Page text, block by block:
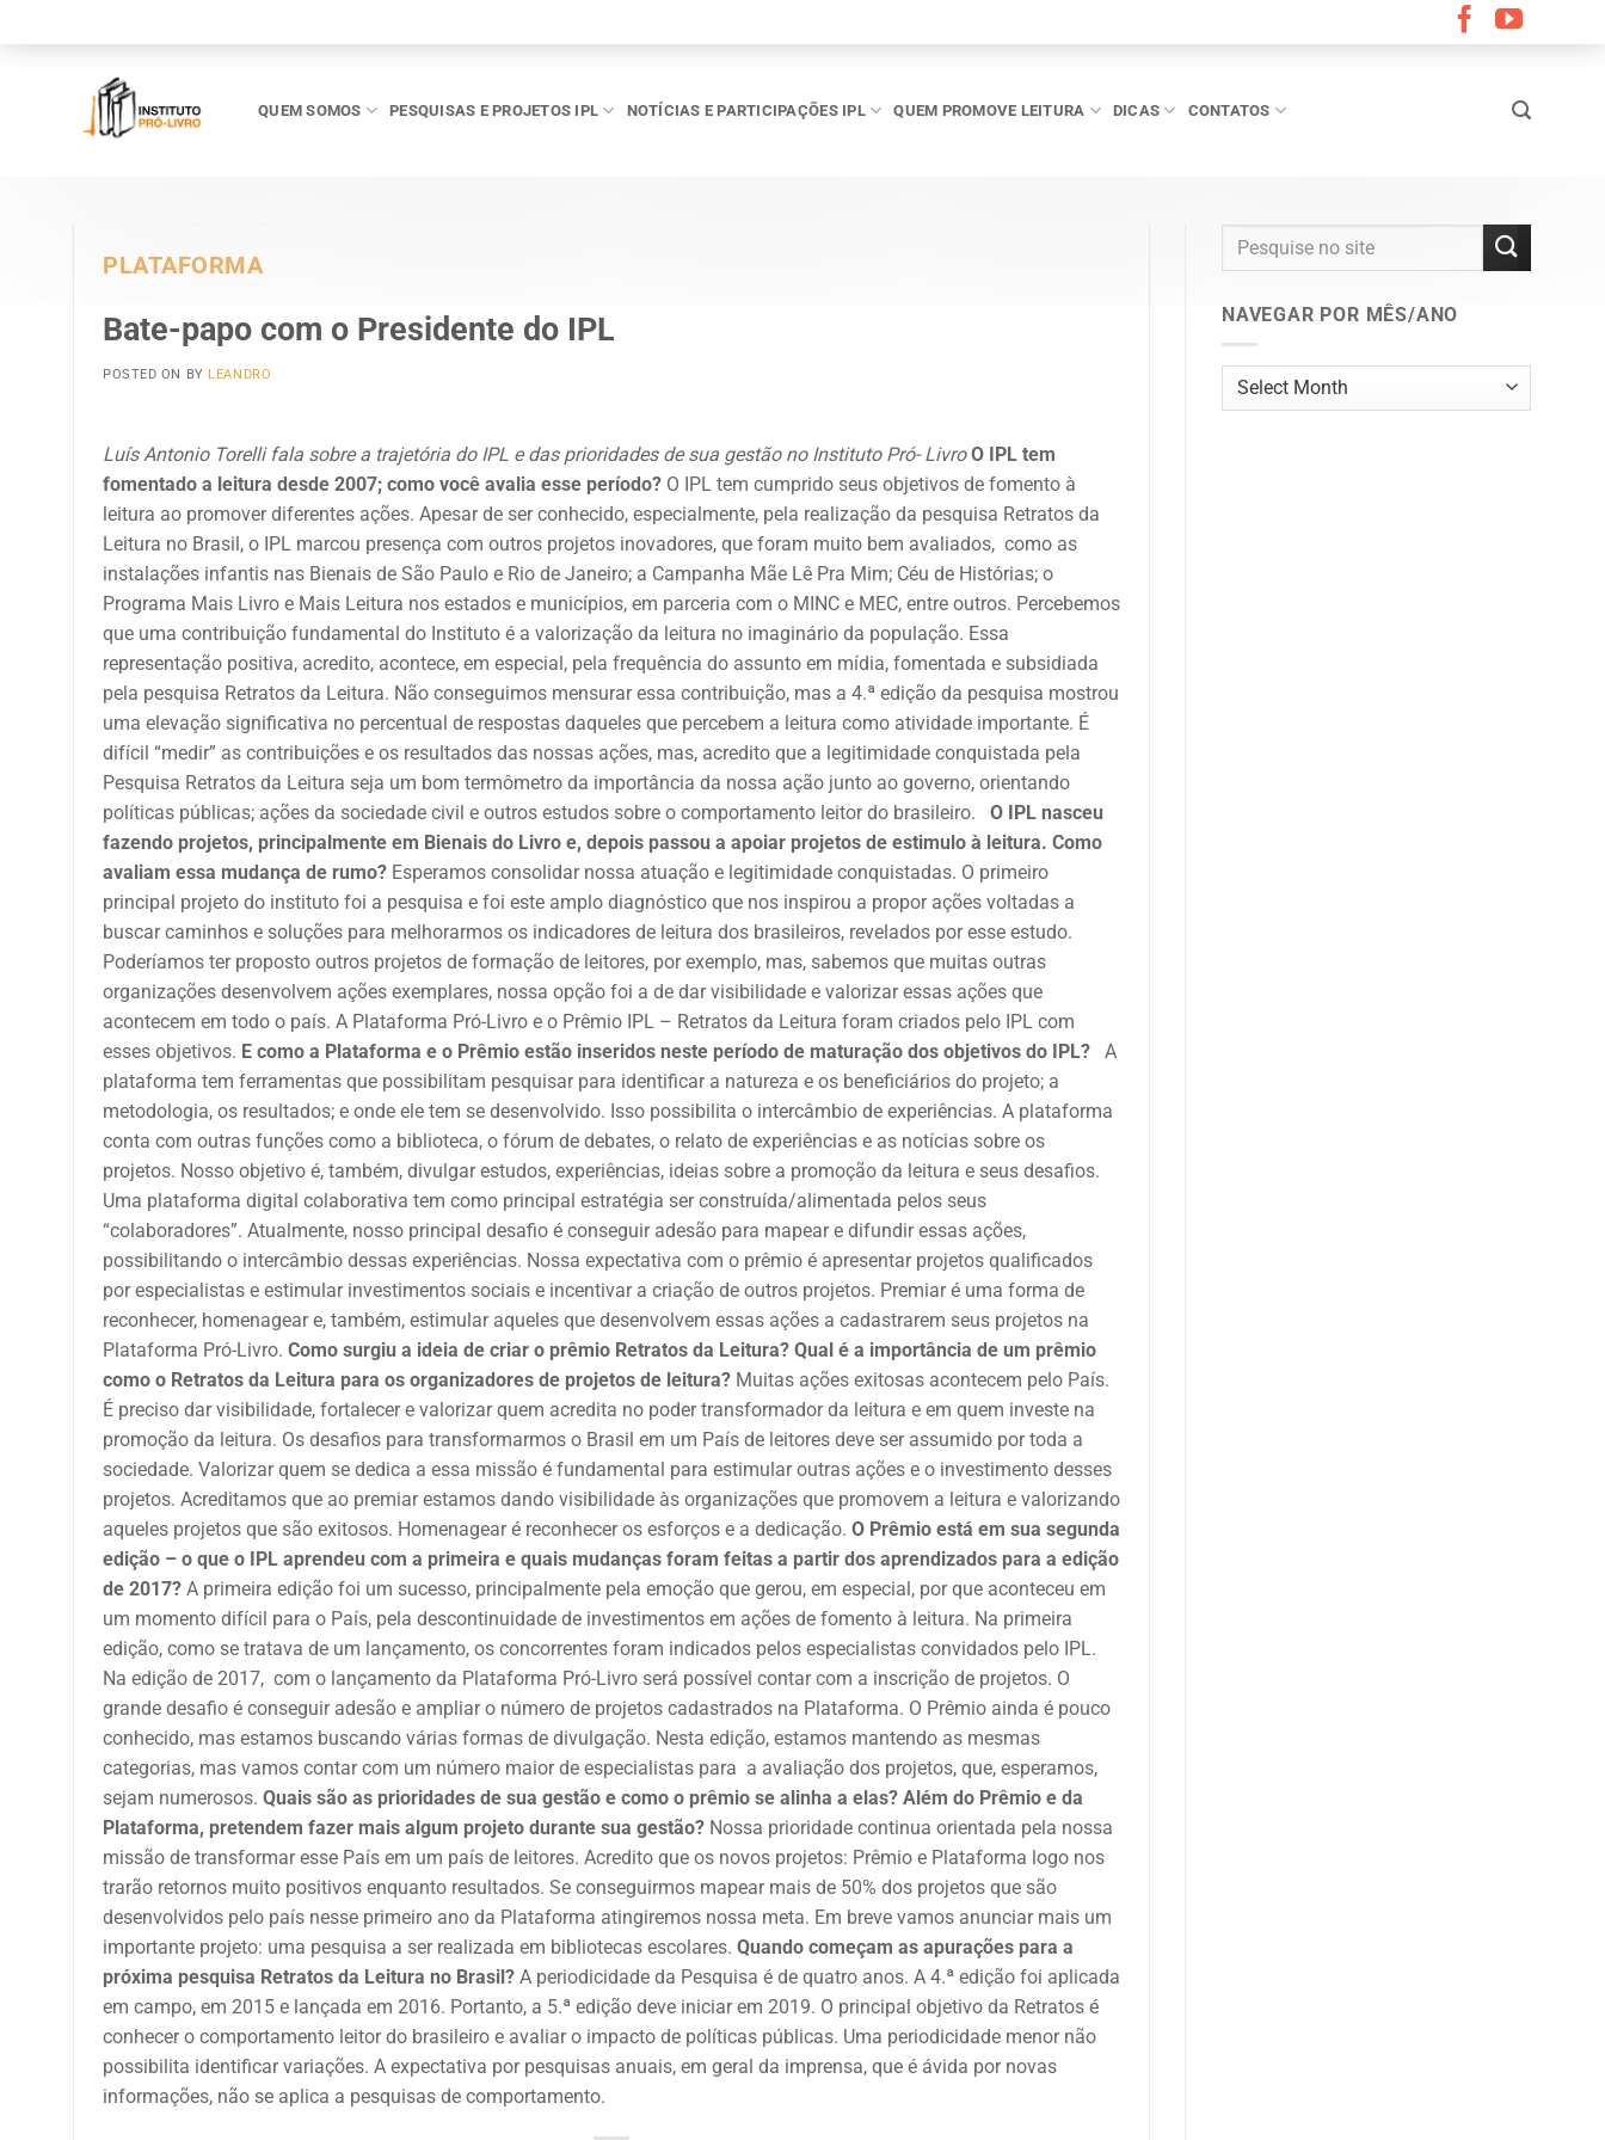
QUEM SOMOS PESQUISAS E PROJETOS IPL NOTÍCIAS E PARTICIPAÇÕES IPL QUEM PROMOVE LEITURA DICAS CONTATOS
PLATAFORMA
Bate-papo com o Presidente do IPL
POSTED ON BY LEANDRO
Luís Antonio Torelli fala sobre a trajetória do IPL e das prioridades de sua gestão no Instituto Pró- Livro O IPL tem
fomentado a leitura desde 2007; como você avalia esse período? O IPL tem cumprido seus objetivos de fomento à
leitura ao promover diferentes ações. Apesar de ser conhecido, especialmente, pela realização da pesquisa Retratos da
Leitura no Brasil, o IPL marcou presença com outros projetos inovadores, que foram muito bem avaliados, como as
instalações infantis nas Bienais de São Paulo e Rio de Janeiro; a Campanha Mãe Lê Pra Mim; Céu de Histórias; o
Programa Mais Livro e Mais Leitura nos estados e municípios, em parceria com o MINC e MEC, entre outros. Percebemos
que uma contribuição fundamental do Instituto é a valorização da leitura no imaginário da população. Essa
representação positiva, acredito, acontece, em especial, pela frequência do assunto em mídia, fomentada e subsidiada
pela pesquisa Retratos da Leitura. Não conseguimos mensurar essa contribuição, mas a 4.ª edição da pesquisa mostrou
uma elevação significativa no percentual de respostas daqueles que percebem a leitura como atividade importante. É
difícil “medir” as contribuições e os resultados das nossas ações, mas, acredito que a legitimidade conquistada pela
Pesquisa Retratos da Leitura seja um bom termômetro da importância da nossa ação junto ao governo, orientando
políticas públicas; ações da sociedade civil e outros estudos sobre o comportamento leitor do brasileiro. O IPL nasceu
fazendo projetos, principalmente em Bienais do Livro e, depois passou a apoiar projetos de estimulo à leitura. Como
avaliam essa mudança de rumo? Esperamos consolidar nossa atuação e legitimidade conquistadas. O primeiro
principal projeto do instituto foi a pesquisa e foi este amplo diagnóstico que nos inspirou a propor ações voltadas a
buscar caminhos e soluções para melhorarmos os indicadores de leitura dos brasileiros, revelados por esse estudo.
Poderíamos ter proposto outros projetos de formação de leitores, por exemplo, mas, sabemos que muitas outras
organizações desenvolvem ações exemplares, nossa opção foi a de dar visibilidade e valorizar essas ações que
acontecem em todo o país. A Plataforma Pró-Livro e o Prêmio IPL – Retratos da Leitura foram criados pelo IPL com
esses objetivos. E como a Plataforma e o Prêmio estão inseridos neste período de maturação dos objetivos do IPL?
A
plataforma tem ferramentas que possibilitam pesquisar para identificar a natureza e os beneficiários do projeto; a
metodologia, os resultados; e onde ele tem se desenvolvido. Isso possibilita o intercâmbio de experiências. A plataforma
conta com outras funções como a biblioteca, o fórum de debates, o relato de experiências e as notícias sobre os
projetos. Nosso objetivo é, também, divulgar estudos, experiências, ideias sobre a promoção da leitura e seus desafios.
Uma plataforma digital colaborativa tem como principal estratégia ser construída/alimentada pelos seus
“colaboradores”. Atualmente, nosso principal desafio é conseguir adesão para mapear e difundir essas ações,
possibilitando o intercâmbio dessas experiências. Nossa expectativa com o prêmio é apresentar projetos qualificados
por especialistas e estimular investimentos sociais e incentivar a criação de outros projetos. Premiar é uma forma de
reconhecer, homenagear e, também, estimular aqueles que desenvolvem essas ações a cadastrarem seus projetos na
Plataforma Pró-Livro. Como surgiu a ideia de criar o prêmio Retratos da Leitura? Qual é a importância de um prêmio
como o Retratos da Leitura para os organizadores de projetos de leitura? Muitas ações exitosas acontecem pelo País.
É preciso dar visibilidade, fortalecer e valorizar quem acredita no poder transformador da leitura e em quem investe na
promoção da leitura. Os desafios para transformarmos o Brasil em um País de leitores deve ser assumido por toda a
sociedade. Valorizar quem se dedica a essa missão é fundamental para estimular outras ações e o investimento desses
projetos. Acreditamos que ao premiar estamos dando visibilidade às organizações que promovem a leitura e valorizando
aqueles projetos que são exitosos. Homenagear é reconhecer os esforços e a dedicação. O Prêmio está em sua segunda
edição – o que o IPL aprendeu com a primeira e quais mudanças foram feitas a partir dos aprendizados para a edição
de 2017? A primeira edição foi um sucesso, principalmente pela emoção que gerou, em especial, por que aconteceu em
um momento difícil para o País, pela descontinuidade de investimentos em ações de fomento à leitura. Na primeira
edição, como se tratava de um lançamento, os concorrentes foram indicados pelos especialistas convidados pelo IPL.
Na edição de 2017, com o lançamento da Plataforma Pró-Livro será possível contar com a inscrição de projetos. O
grande desafio é conseguir adesão e ampliar o número de projetos cadastrados na Plataforma. O Prêmio ainda é pouco
conhecido, mas estamos buscando várias formas de divulgação. Nesta edição, estamos mantendo as mesmas
categorias, mas vamos contar com um número maior de especialistas para a avaliação dos projetos, que, esperamos,
sejam numerosos. Quais são as prioridades de sua gestão e como o prêmio se alinha a elas? Além do Prêmio e da
Plataforma, pretendem fazer mais algum projeto durante sua gestão? Nossa prioridade continua orientada pela nossa
missão de transformar esse País em um país de leitores. Acredito que os novos projetos: Prêmio e Plataforma logo nos
trarão retornos muito positivos enquanto resultados. Se conseguirmos mapear mais de 50% dos projetos que são
desenvolvidos pelo país nesse primeiro ano da Plataforma atingiremos nossa meta. Em breve vamos anunciar mais um
importante projeto: uma pesquisa a ser realizada em bibliotecas escolares. Quando começam as apurações para a
próxima pesquisa Retratos da Leitura no Brasil? A periodicidade da Pesquisa é de quatro anos. A 4.ª edição foi aplicada
em campo, em 2015 e lançada em 2016. Portanto, a 5.ª edição deve iniciar em 2019. O principal objetivo da Retratos é
conhecer o comportamento leitor do brasileiro e avaliar o impacto de políticas públicas. Uma periodicidade menor não
possibilita identificar variações. A expectativa por pesquisas anuais, em geral da imprensa, que é ávida por novas
informações, não se aplica a pesquisas de comportamento.
NAVEGAR POR MÊS/ANO
Navegar
por